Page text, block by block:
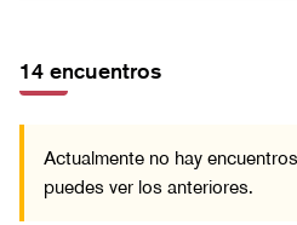
+
−
14 encuentros
Actualmente no hay
puedes ver los anteriores.